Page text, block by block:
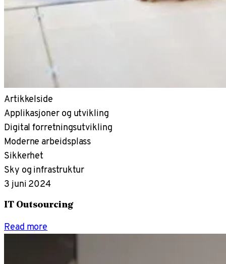
Artikkelside
Applikasjoner og utvikling
Digital forretningsutvikling
Moderne arbeidsplass
Sikkerhet
Sky og infrastruktur
3 juni 2024
IT Outsourcing
Read more